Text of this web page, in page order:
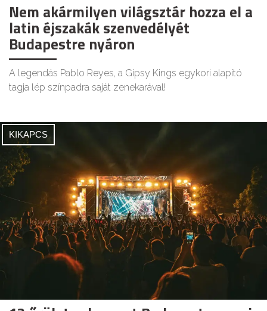
Nem akármilyen világsztár hozza el a
latin éjszakák szenvedélyét
Budapestre nyáron
A legendás Pablo Reyes, a Gipsy Kings egykori alapító
tagja lép színpadra saját zenekarával!
KIKAPCS